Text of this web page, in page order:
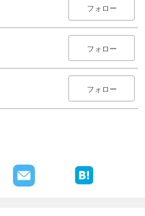
フォロー
フォロー
フォロー